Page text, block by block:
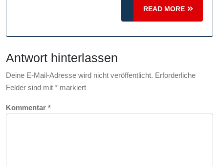
Speedtest:
Geschwindigkeit
prüfen
optimieren
READ MORE
READ
MORE
Antwort hinterlassen
Deine E-Mail-Adresse wird nicht veröffentlicht. Erforderliche
Felder sind mit * markiert
Kommentar *